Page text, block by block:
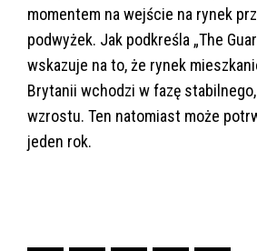
momentem na wejście na rynek
podwyżek. Jak podkreśla „The
wskazuje na to, że rynek
Brytanii wchodzi w fazę
wzrostu. Ten natomiast może
jeden rok.